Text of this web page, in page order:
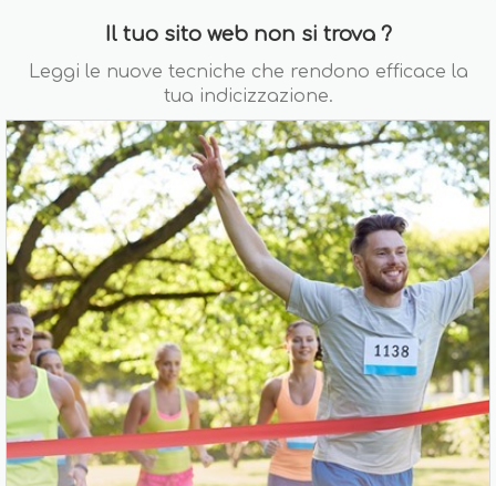
Il tuo sito web non si trova ?
Leggi le nuove tecniche che rendono efficace la
tua indicizzazione.